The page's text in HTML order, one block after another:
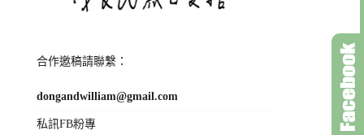
合作邀稿請聯繫：
dongandwilliam@gmail.com
私訊FB粉專